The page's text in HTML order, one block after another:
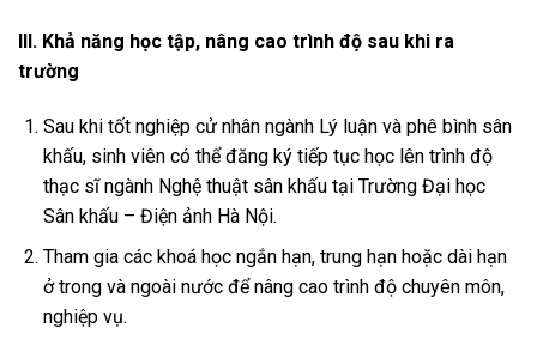
III. Khả năng học tập, nâng cao trình độ sau khi ra
trường
Sau khi tốt nghiệp cử nhân ngành Lý luận và phê bình sân
khấu, sinh viên có thể đăng ký tiếp tục học lên trình độ
thạc sĩ ngành Nghệ thuật sân khấu tại Trường Đại học
Sân khấu – Điện ảnh Hà Nội.
Tham gia các khoá học ngắn hạn, trung hạn hoặc dài hạn
ở trong và ngoài nước để nâng cao trình độ chuyên môn,
nghiệp vụ.